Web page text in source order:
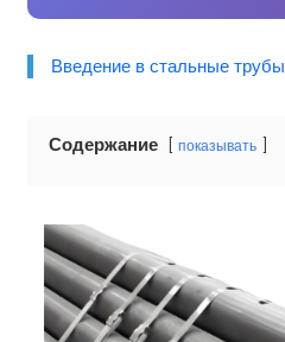
Введение в стальные трубы
Содержание показывать